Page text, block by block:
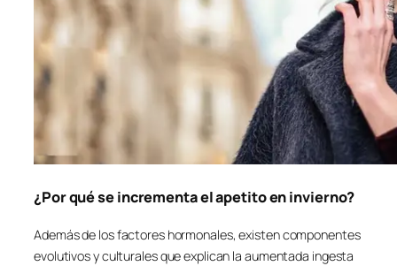
¿Por qué se incrementa el apetito en invierno?
Además de los factores hormonales, existen componentes
evolutivos y culturales que explican la aumentada ingesta